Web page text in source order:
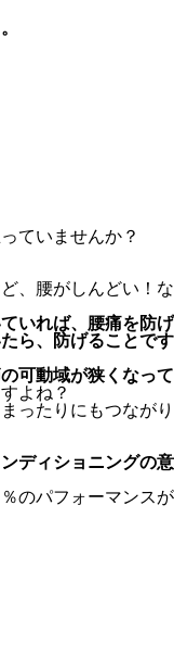
ていませんか？
、腰がしんどい！
いれば、腰痛を防げ
ら、防げることです
可動域が狭くなって
よね？
ったりにもつながり
ディショニングの
のパフォーマンス